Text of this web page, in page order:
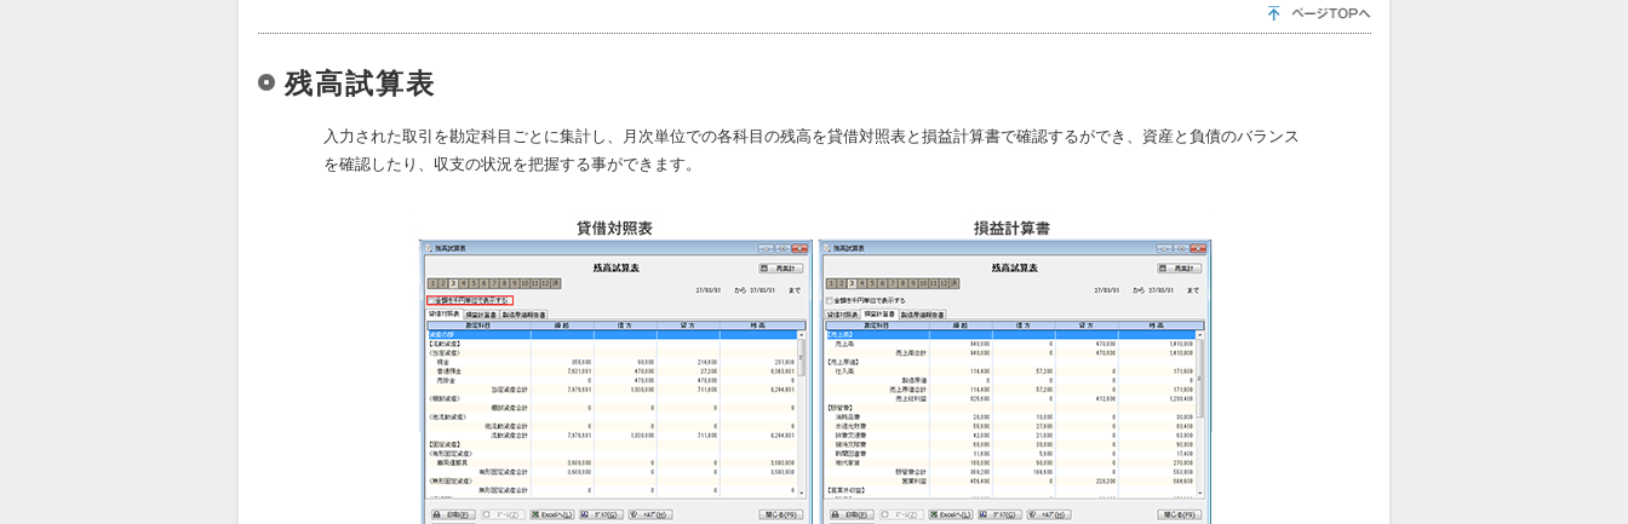
残高試算表
入力された取引を勘定科目ごとに集計し、月次単位での各科目の残高を貸借対照表と損益計算書で確認するができ、資産と負債のバランス
を確認したり、収支の状況を把握する事ができます。